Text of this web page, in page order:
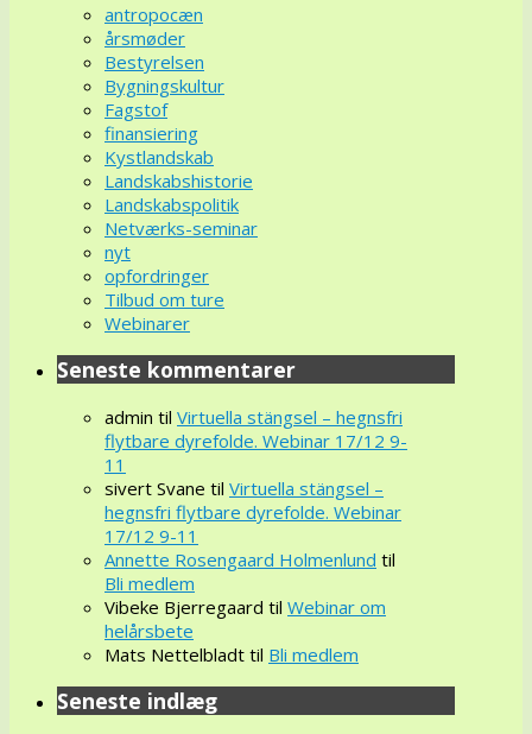
antropocæn
årsmøder
Bestyrelsen
Bygningskultur
Fagstof
finansiering
Kystlandskab
Landskabshistorie
Landskabspolitik
Netværks-seminar
nyt
opfordringer
Tilbud om ture
Webinarer
Seneste kommentarer
admin til Virtuella stängsel – hegnsfri
flytbare dyrefolde. Webinar 17/12 9-
11
sivert Svane til Virtuella stängsel –
hegnsfri flytbare dyrefolde. Webinar
17/12 9-11
Annette Rosengaard Holmenlund til
Bli medlem
Vibeke Bjerregaard til Webinar om
helårsbete
Mats Nettelbladt til Bli medlem
Seneste indlæg